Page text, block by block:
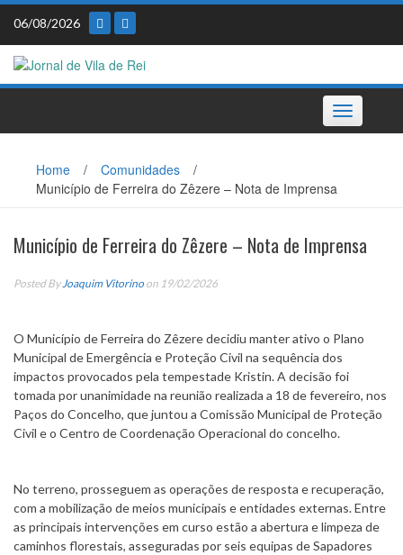
Skip
content
06/08/2026
Toggle
navigation
Home / Comunidades
/
Município de Ferreira do Zêzere – Nota de Imprensa
Município de Ferreira do Zêzere – Nota de Imprensa
Posted By Joaquim Vitorino on 19/02/2026
O Município de Ferreira do Zêzere decidiu manter ativo o Plano
Municipal de Emergência e Proteção Civil na sequência dos
impactos provocados pela tempestade Kristin. A decisão foi
tomada por unanimidade na reunião realizada a 18 de fevereiro, nos
Paços do Concelho, que juntou a Comissão Municipal de Proteção
Civil e o Centro de Coordenação Operacional do concelho.
No terreno, prosseguem as operações de resposta e recuperação,
com a mobilização de meios municipais e entidades externas. Entre
as principais intervenções em curso estão a abertura e limpeza de
caminhos florestais, asseguradas por seis equipas de Sapadores